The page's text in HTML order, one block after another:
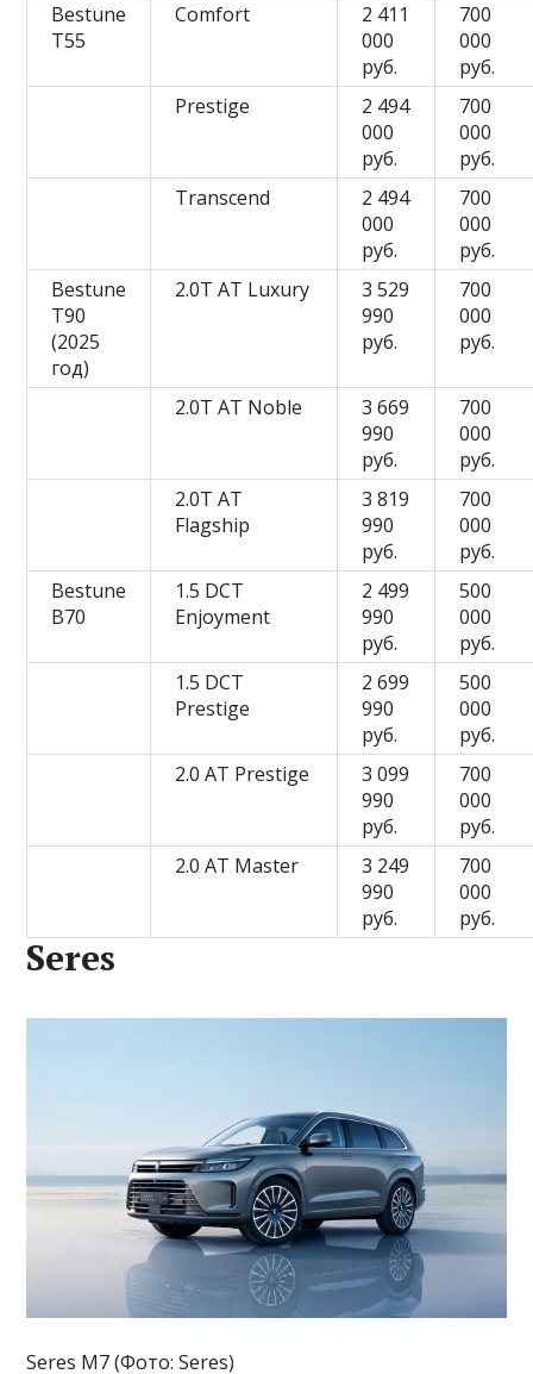
Bestune
T55
Comfort
2 411
000
руб.
700
000
руб.
Prestige
2 494
000
руб.
700
000
руб.
Transcend
2 494
000
руб.
700
000
руб.
Bestune
T90
(2025
год)
2.0T AT Luxury
3 529
990
руб.
700
000
руб.
2.0T AT Noble
3 669
990
руб.
700
000
руб.
2.0T AT
Flagship
3 819
990
руб.
700
000
руб.
Bestune
B70
1.5 DCT
Enjoyment
2 499
990
руб.
500
000
руб.
1.5 DCT
Prestige
2 699
990
руб.
500
000
руб.
2.0 AT Prestige
3 099
990
руб.
700
000
руб.
2.0 AT Master
3 249
990
руб.
700
000
руб.
Seres
Seres M7 (Фото: Seres)